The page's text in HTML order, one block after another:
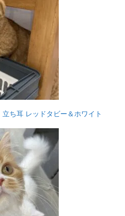
ち耳 レッドタビー＆ホワイト